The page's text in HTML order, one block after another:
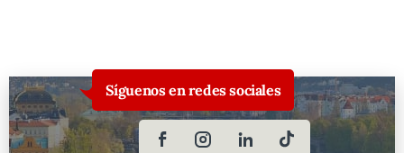
Síguenos en redes sociales